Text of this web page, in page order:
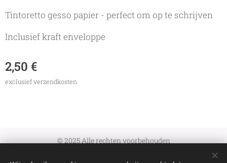
Tintoretto gesso papier - perfect om op te schrijven
Inclusief kraft enveloppe
2,50 €
exclusief verzendkosten
© 2025 Alle rechten voorbehouden